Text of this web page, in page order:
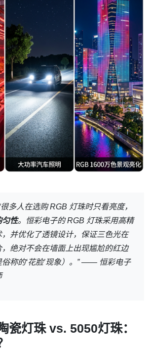
很多人在选购 RGB 灯珠时只看亮度，
匀性。恒彩电子的 RGB 灯珠采用高精
并优化了透镜设计，保证三色光在
，绝对不会在墙面上出现尴尬的红边
俗称的‘花脸’现象）。” —— 恒彩电子
瓷灯珠 vs. 5050灯珠：